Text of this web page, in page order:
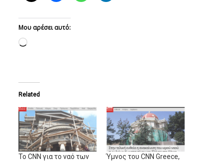
Μου αρέσει αυτό:
Loading…
Related
Το CNN για το ναό των
Ύμνος του CNN Greece,